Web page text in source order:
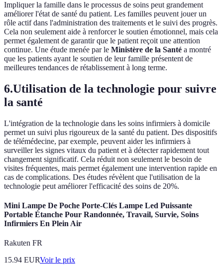
Impliquer la famille dans le processus de soins peut grandement
améliorer l'état de santé du patient. Les familles peuvent jouer un
rôle actif dans l'administration des traitements et le suivi des progrès.
Cela non seulement aide à renforcer le soutien émotionnel, mais cela
permet également de garantir que le patient reçoit une attention
continue. Une étude menée par le Ministère de la Santé a montré
que les patients ayant le soutien de leur famille présentent de
meilleures tendances de rétablissement à long terme.
6.Utilisation de la technologie pour suivre
la santé
L'intégration de la technologie dans les soins infirmiers à domicile
permet un suivi plus rigoureux de la santé du patient. Des dispositifs
de télémédecine, par exemple, peuvent aider les infirmiers à
surveiller les signes vitaux du patient et à détecter rapidement tout
changement significatif. Cela réduit non seulement le besoin de
visites fréquentes, mais permet également une intervention rapide en
cas de complications. Des études révèlent que l'utilisation de la
technologie peut améliorer l'efficacité des soins de 20%.
Mini Lampe De Poche Porte-Clés Lampe Led Puissante
Portable Étanche Pour Randonnée, Travail, Survie, Soins
Infirmiers En Plein Air
Rakuten FR
15.94 EURVoir le prix